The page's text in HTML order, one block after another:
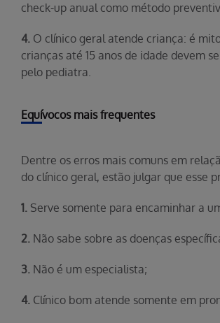
check-up anual como método
4. O clínico geral atende criança: é
crianças até 15 anos de idade devem
pelo pediatra.
Equívocos mais frequentes
Dentre os erros mais comuns em
do clínico geral, estão julgar que esse
1. Serve somente para encaminhar a
2. Não sabe sobre as doenças
3. Não é um especialista;
4. Clínico bom atende somente em